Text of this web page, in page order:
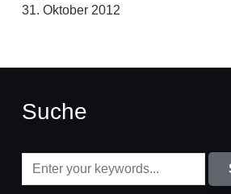
31. Oktober 2012
Suche